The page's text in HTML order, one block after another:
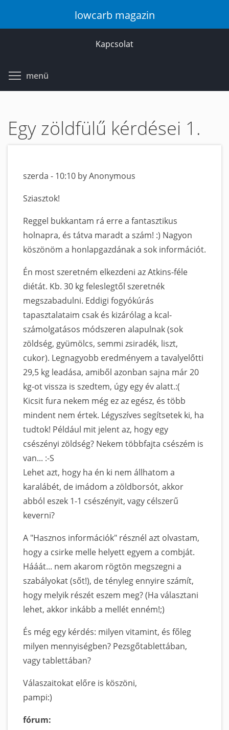
lowcarb magazin
Kapcsolat
menü
Egy zöldfülű kérdései 1.
szerda - 10:10 by Anonymous
Sziasztok!
Reggel bukkantam rá erre a fantasztikus
holnapra, és tátva maradt a szám! :) Nagyon
köszönöm a honlapgazdának a sok információt.
Én most szeretném elkezdeni az Atkins-féle
diétát. Kb. 30 kg feleslegtől szeretnék
megszabadulni. Eddigi fogyókúrás
tapasztalataim csak és kizárólag a kcal-
számolgatásos módszeren alapulnak (sok
zöldség, gyümölcs, semmi zsiradék, liszt,
cukor). Legnagyobb eredményem a tavalyelőtti
29,5 kg leadása, amiből azonban sajna már 20
kg-ot vissza is szedtem, úgy egy év alatt.:(
Kicsit fura nekem még ez az egész, és több
mindent nem értek. Légyszíves segítsetek ki, ha
tudtok! Például mit jelent az, hogy egy
csészényi zöldség? Nekem többfajta csészém is
van... :-S
Lehet azt, hogy ha én ki nem állhatom a
karalábét, de imádom a zöldborsót, akkor
abból eszek 1-1 csészényit, vagy célszerű
keverni?
A "Hasznos információk" résznél azt olvastam,
hogy a csirke melle helyett egyem a combját.
Hááát... nem akarom rögtön megszegni a
szabályokat (sőt!), de tényleg ennyire számít,
hogy melyik részét eszem meg? (Ha választani
lehet, akkor inkább a mellét enném!;)
És még egy kérdés: milyen vitamint, és főleg
milyen mennyiségben? Pezsgőtablettában,
vagy tablettában?
Válaszaitokat előre is köszöni,
pampi:)
fórum: